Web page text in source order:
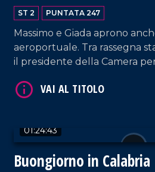
ST 2 PUNTATA 247
Massimo e Giada aprono
aeroportuale. Tra rassegna
il presidente della Camera
procuratore della Repubblica
01:24:43
Buongiorno in Calabria
VAI AL TITOLO